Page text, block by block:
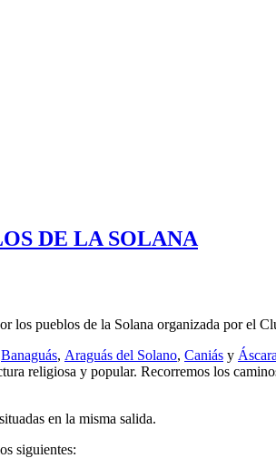
DE LA SOLANA
los pueblos de la Solana organizada por el
Banaguás, Araguás del Solano, Caniás y Áscara
religiosa y popular. Recorremos los
en la misma salida.
siguientes: